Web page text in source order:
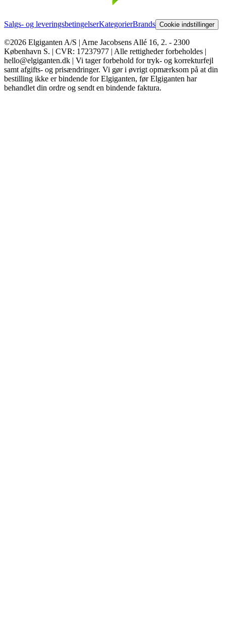
Salgs- og leveringsbetingelserKategorierBrands Cookie indstillinger
©2026 Elgiganten A/S | Arne Jacobsens Allé 16, 2. - 2300
København S. | CVR: 17237977 | Alle rettigheder forbeholdes |
hello@elgiganten.dk | Vi tager forbehold for tryk- og korrekturfejl
samt afgifts- og prisændringer. Vi gør i øvrigt opmærksom på at din
bestilling ikke er bindende for Elgiganten, før Elgiganten har
behandlet din ordre og sendt en bindende faktura.